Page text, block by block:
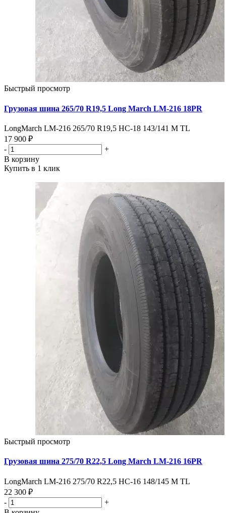
Быстрый просмотр
Грузовая шина 265/70 R19,5 Long March LM-216 18PR
LongMarch LM-216 265/70 R19,5 HC-18 143/141 M TL
17 900 ₽
-
+
В корзину
Купить в 1 клик
Быстрый просмотр
Грузовая шина 275/70 R22,5 Long March LM-216 16PR
LongMarch LM-216 275/70 R22,5 HC-16 148/145 M TL
22 300 ₽
-
+